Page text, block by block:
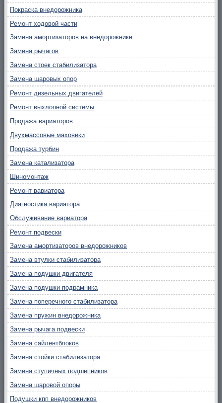
Покраска внедорожника
Ремонт ходовой части
Замена амортизаторов на внедорожнике
Замена рычагов
Замена стоек стабилизатора
Замена шаровых опор
Ремонт дизельных двигателей
Ремонт выхлопной системы
Продажа вариаторов
Двухмассовые маховики
Продажа турбин
Замена катализатора
Шиномонтаж
Ремонт вариатора
Диагностика вариатора
Обслуживание вариатора
Ремонт подвески
Замена амортизаторов внедорожников
Замена втулки стабилизатора
Замена подушки двигателя
Замена подушки подрамника
Замена поперечного стабилизатора
Замена пружин внедорожника
Замена рычага подвески
Замена сайлентблоков
Замена стойки стабилизатора
Замена ступичных подшипников
Замена шаровой опоры
Подушки кпп внедорожников